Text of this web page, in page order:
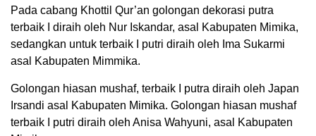
Pada cabang Khottil Qur’an golongan dekorasi putra
terbaik I diraih oleh Nur Iskandar, asal Kabupaten Mimika,
sedangkan untuk terbaik I putri diraih oleh Ima Sukarmi
asal Kabupaten Mimmika.
Golongan hiasan mushaf, terbaik I putra diraih oleh Japan
Irsandi asal Kabupaten Mimika. Golongan hiasan mushaf
terbaik I putri diraih oleh Anisa Wahyuni, asal Kabupaten